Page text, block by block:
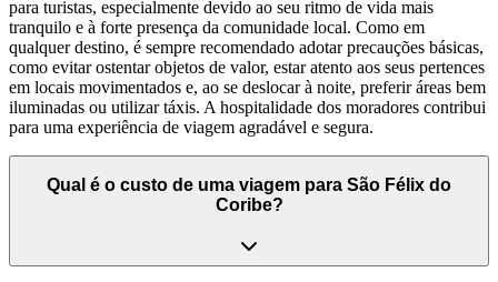
para turistas, especialmente devido ao seu ritmo de vida mais
tranquilo e à forte presença da comunidade local. Como em
qualquer destino, é sempre recomendado adotar precauções básicas,
como evitar ostentar objetos de valor, estar atento aos seus pertences
em locais movimentados e, ao se deslocar à noite, preferir áreas bem
iluminadas ou utilizar táxis. A hospitalidade dos moradores contribui
para uma experiência de viagem agradável e segura.
Qual é o custo de uma viagem para São Félix do
Coribe?